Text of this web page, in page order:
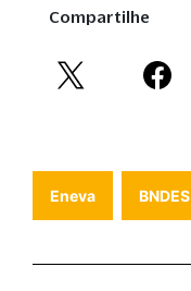
Compartilhe
Eneva BNDES